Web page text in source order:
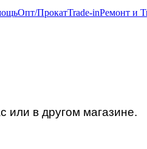
Опт/ПрокатTrade-inРемонт и
или в другом магазине.